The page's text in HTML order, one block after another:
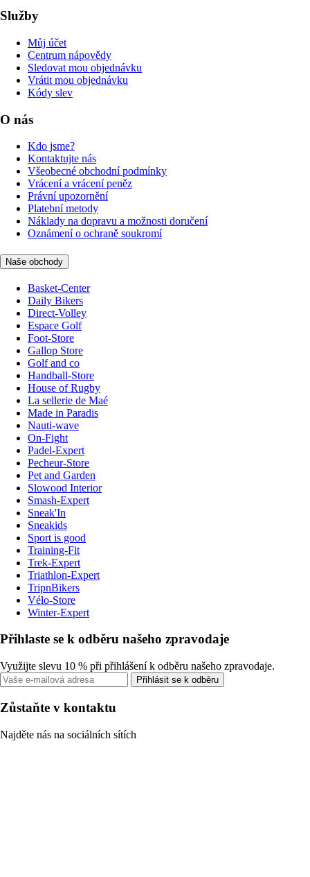
Služby
Můj účet
Centrum nápovědy
Sledovat mou objednávku
Vrátit mou objednávku
Kódy slev
O nás
Kdo jsme?
Kontaktujte nás
Všeobecné obchodní podmínky
Vrácení a vrácení peněz
Právní upozornění
Platební metody
Náklady na dopravu a možnosti doručení
Oznámení o ochraně soukromí
Naše obchody
Basket-Center
Daily Bikers
Direct-Volley
Espace Golf
Foot-Store
Gallop Store
Golf and co
Handball-Store
House of Rugby
La sellerie de Maé
Made in Paradis
Nauti-wave
On-Fight
Padel-Expert
Pecheur-Store
Pet and Garden
Slowood Interior
Smash-Expert
Sneak'In
Sneakids
Sport is good
Training-Fit
Trek-Expert
Triathlon-Expert
TripnBikers
Vélo-Store
Winter-Expert
Přihlaste se k odběru našeho zpravodaje
Využijte slevu 10 % při přihlášení k odběru našeho zpravodaje.
Přihlásit se k odběru
Zůstaňte v kontaktu
Najděte nás na sociálních sítích